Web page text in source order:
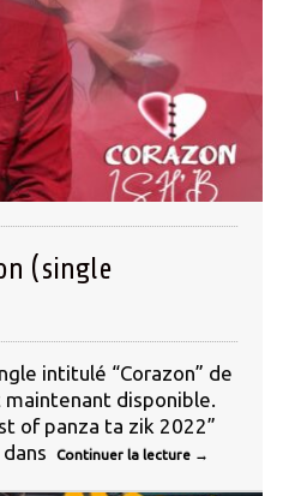
(single
intitulé “Corazon” de
maintenant disponible.
of panza ta zik 2022”
Continuer la lecture →